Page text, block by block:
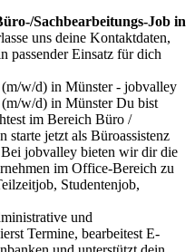
Sachbearbeitungs-Job in
uns deine Kontaktdaten,
passender Einsatz für dich
w/d) in Münster - jobvalley
w/d) in Münster Du bist
im Bereich Büro /
starte jetzt als Büroassistenz
jobvalley bieten wir dir die
im Office-Bereich zu
Studentenjob,
und
Termine, bearbeitest E-